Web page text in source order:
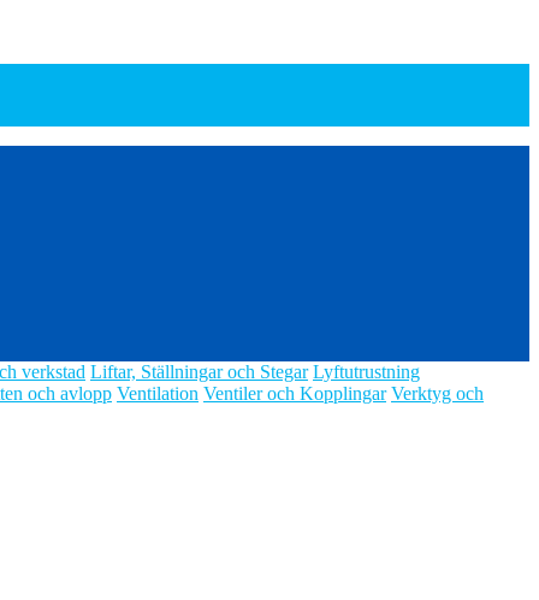
verkstad Liftar, Ställningar och Stegar Lyftutrustning
och avlopp Ventilation Ventiler och Kopplingar Verktyg och